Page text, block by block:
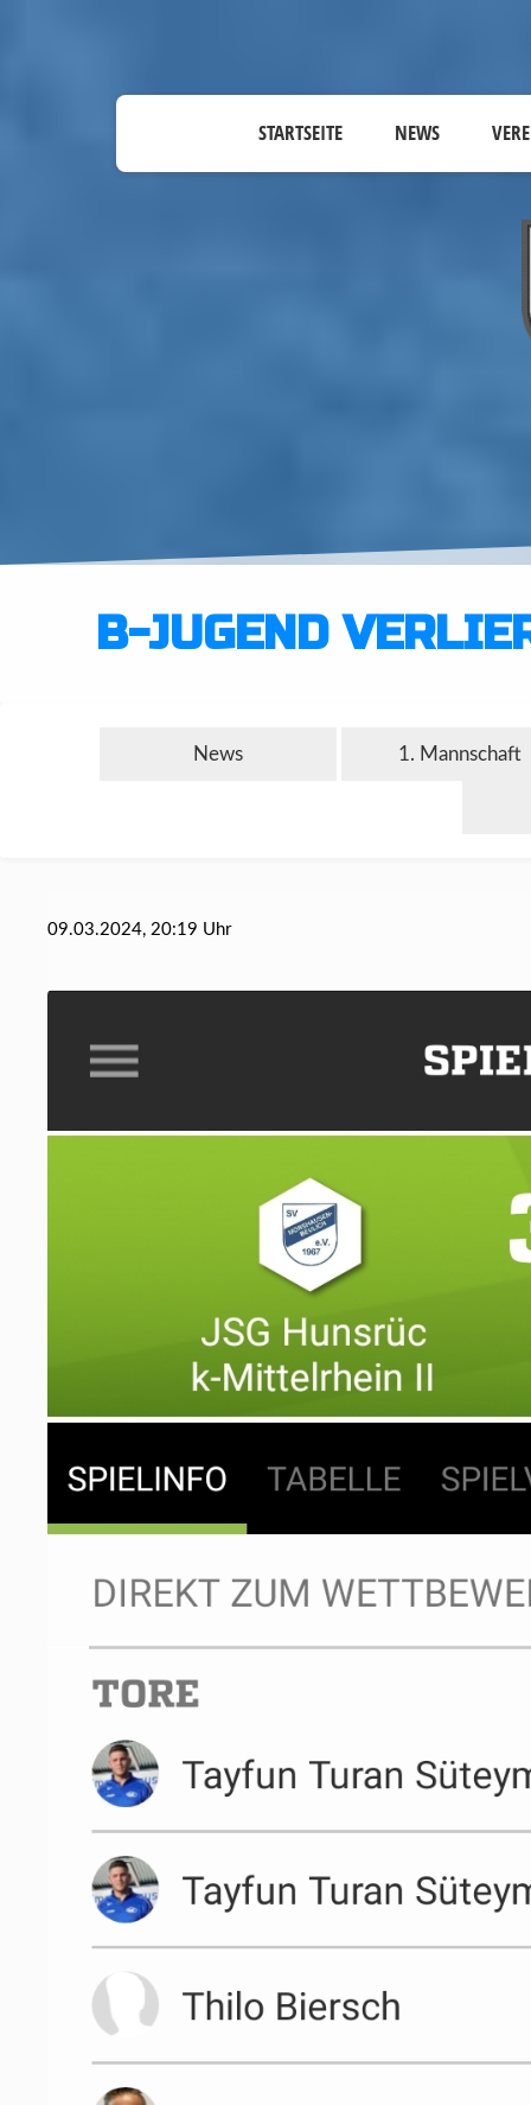
STARTSEITE NEWS
B-JUGEND
News 1. Mannschaft
09.03.2024, 20:19 Uhr